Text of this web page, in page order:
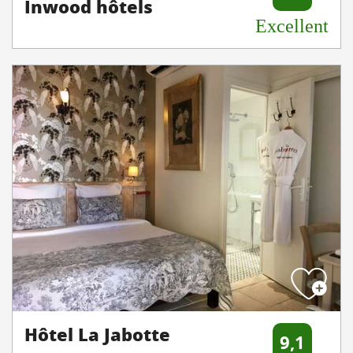
Inwood hôtels
Excellent
Hôtel La Jabotte 9,1